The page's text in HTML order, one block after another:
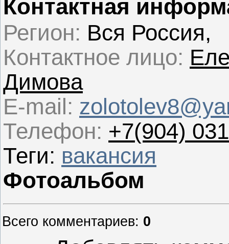
Контактная
Регион: Вся Россия,
Контактное лицо:
Димова
E-mail:
Телефон: +7(904)
Теги: вакансия
Фотоальбом
Всего комментариев: 0